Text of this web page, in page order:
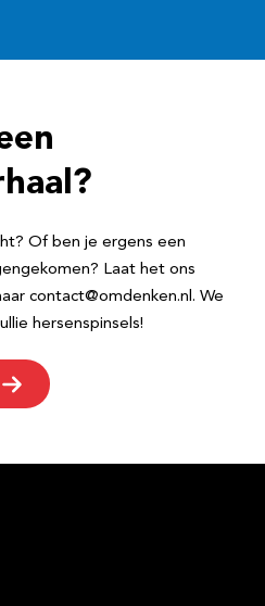
Of ben je ergens een
Laat het ons
contact@omdenken.nl. We
hersenspinsels!